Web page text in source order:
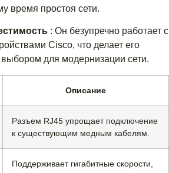
время простоя сети.
: Он безупречно работает с
Cisco, что делает его
для модернизации сети.
Описание
Разъем RJ45 упрощает подключение
к существующим медным кабелям.
Поддерживает гигабитные скорости,